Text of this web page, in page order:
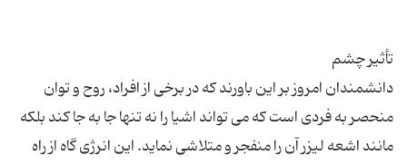
دانشمندان امروز بر این باورند كه در برخی از افراد، روح و توان
منحصر به فردی است كه می تواند اشیا را نه تنها جا به جا كند بلكه
مانند اشعه لیزر آن را منفجر و متلاشی نماید. این انرژی گاه از راه